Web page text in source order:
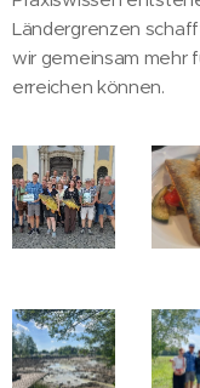
Ländergrenzen
wir gemeinsam mehr
erreichen können.